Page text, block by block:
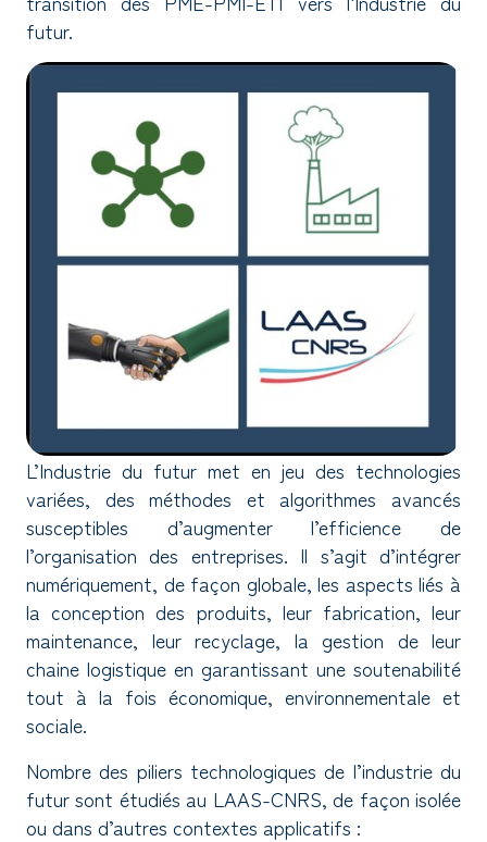
futur.
L’Industrie du futur met en jeu des technologies
variées, des méthodes et algorithmes avancés
susceptibles d’augmenter l’efficience de
l’organisation des entreprises. Il s’agit d’intégrer
numériquement, de façon globale, les aspects liés à
la conception des produits, leur fabrication, leur
maintenance, leur recyclage, la gestion de leur
chaine logistique en garantissant une soutenabilité
tout à la fois économique, environnementale et
sociale.
Nombre des piliers technologiques de l’industrie du
futur sont étudiés au LAAS-CNRS, de façon isolée
ou dans d’autres contextes applicatifs :